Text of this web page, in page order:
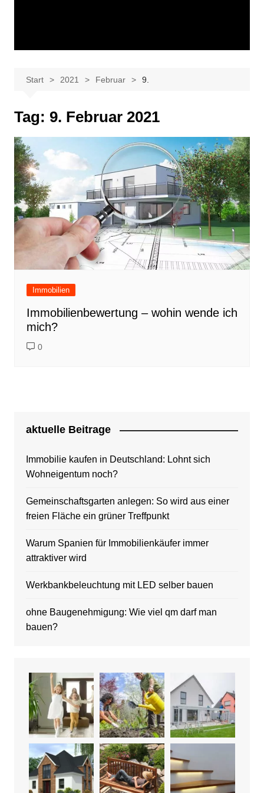
Start 2021 Februar 9.
Tag: 9. Februar 2021
Immobilien
Immobilienbewertung – wohin wende ich
mich?
0
aktuelle Beitrage
Immobilie kaufen in Deutschland: Lohnt sich
Wohneigentum noch?
Gemeinschaftsgarten anlegen: So wird aus einer
freien Fläche ein grüner Treffpunkt
Warum Spanien für Immobilienkäufer immer
attraktiver wird
Werkbankbeleuchtung mit LED selber bauen
ohne Baugenehmigung: Wie viel qm darf man
bauen?